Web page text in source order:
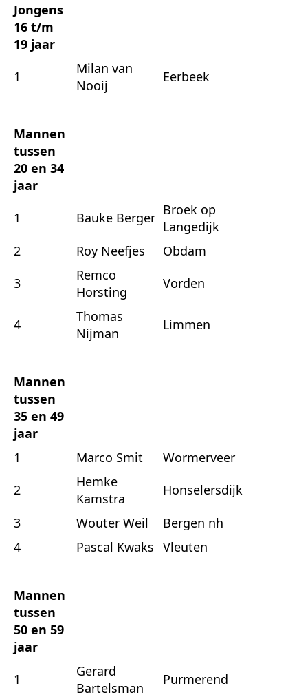
Jongens
16 t/m
19 jaar
1
Milan van
Nooij
Eerbeek
Mannen
tussen
20 en 34
jaar
1
Bauke Berger Broek op
Langedijk
2
Roy Neefjes
Obdam
3
Remco
Horsting
Vorden
4
Thomas
Nijman
Limmen
Mannen
tussen
35 en 49
jaar
1
Marco Smit
Wormerveer
2
Hemke
Kamstra
Honselersdijk
3
Wouter Weil
Bergen nh
4
Pascal Kwaks Vleuten
Mannen
tussen
50 en 59
jaar
1
Gerard
Bartelsman
Purmerend